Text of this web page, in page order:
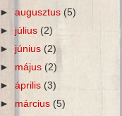
►augusztus (5)
► július(2)
► június (2)
► május (2)
►április (3)
► március(5)